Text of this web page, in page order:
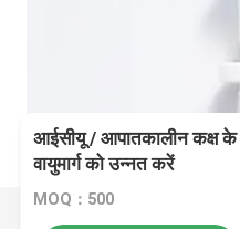
आईसीयू / आपातकालीन कक्ष
वायुमार्ग को उन्नत करें
MOQ：500